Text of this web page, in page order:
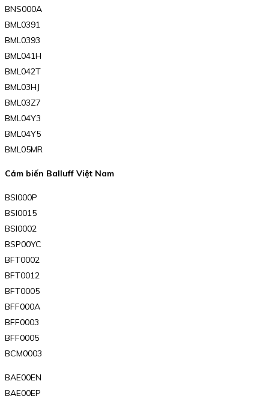
BNS000A
BML0391
BML0393
BML041H
BML042T
BML03HJ
BML03Z7
BML04Y3
BML04Y5
BML05MR
Cảm biến Balluff Việt Nam
BSI000P
BSI0015
BSI0002
BSP00YC
BFT0002
BFT0012
BFT0005
BFF000A
BFF0003
BFF0005
BCM0003
BAE00EN
BAE00EP